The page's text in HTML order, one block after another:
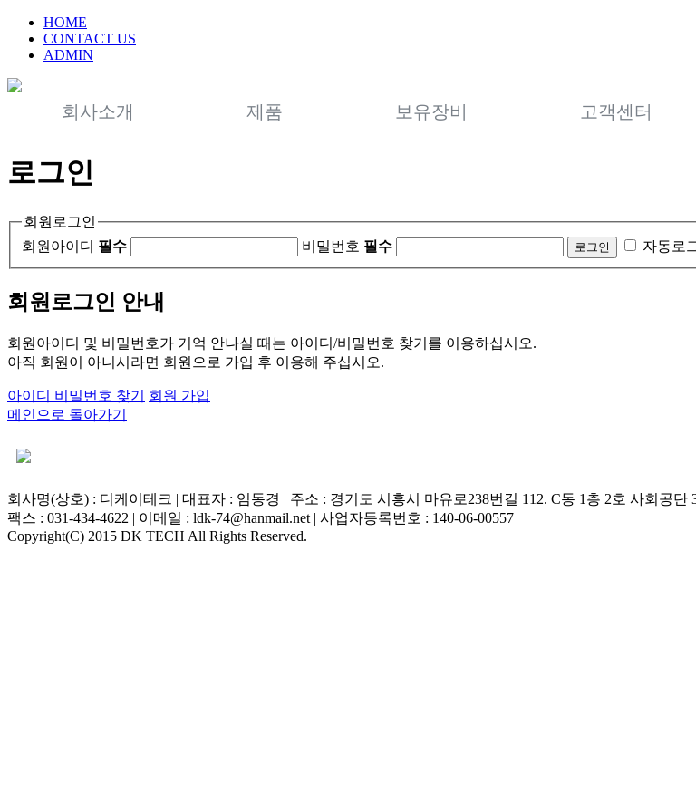
HOME
CONTACT US
ADMIN
회사소개 제품 보유장비 고객센터
로그인
회원로그인
회원아이디 필수 비밀번호 필수 자동로
회원로그인 안내
회원아이디 및 비밀번호가 기억 안나실 때는 아이디/비밀번호 찾기를 이용하십시오.
아직 회원이 아니시라면 회원으로 가입 후 이용해 주십시오.
아이디 비밀번호 찾기
회원 가입
메인으로 돌아가기
회사명(상호) : 디케이테크 | 대표자 : 임동경 | 주소 : 경기도 시흥시 마유로238번길 112. C동 1층 2호 사회공단
팩스 : 031-434-4622 | 이메일 : ldk-74@hanmail.net | 사업자등록번호 : 140-06-00557
Copyright(C) 2015 DK TECH All Rights Reserved.